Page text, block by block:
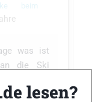
beim
was ist
die Ski
am
lesen?